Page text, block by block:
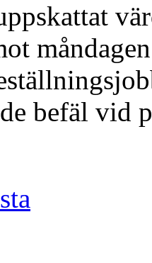
befäl vid